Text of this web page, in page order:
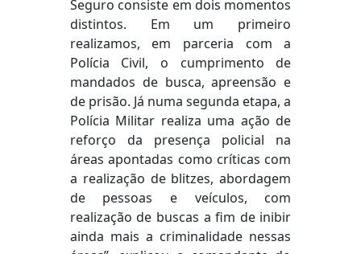
Seguro consiste em dois momentos
distintos. Em um primeiro
realizamos, em parceria com a
Polícia Civil, o cumprimento de
mandados de busca, apreensão e
de prisão. Já numa segunda etapa, a
Polícia Militar realiza uma ação de
reforço da presença policial na
áreas apontadas como críticas com
a realização de blitzes, abordagem
de pessoas e veículos, com
realização de buscas a fim de inibir
ainda mais a criminalidade nessas